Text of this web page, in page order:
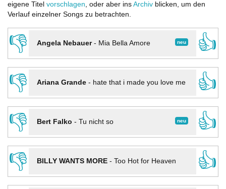
eigene Titel vorschlagen, oder aber ins Archiv blicken, um den
Verlauf einzelner Songs zu betrachten.
👎 neu
Angela Nebauer- Mia Bella Amore
👍
👎
Ariana Grande- hate that i made you love me
👍
👎
neu
Bert Falko - Tu nicht so
👍
👎
BILLY WANTS MORE- Too Hot for Heaven
👍